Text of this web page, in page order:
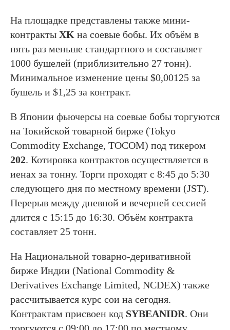
На площадке представлены также мини-
контракты XK на соевые бобы. Их объём в
пять раз меньше стандартного и составляет
1000 бушелей (приблизительно 27 тонн).
Минимальное изменение цены $0,00125 за
бушель и $1,25 за контракт.
В Японии фьючерсы на соевые бобы торгуются
на Токийской товарной бирже (Tokyo
Commodity Exchange, TOCOM) под тикером
202. Котировка контрактов осуществляется в
иенах за тонну. Торги проходят с 8:45 до 5:30
следующего дня по местному времени (JST).
Перерыв между дневной и вечерней сессией
длится с 15:15 до 16:30. Объём контракта
составляет 25 тонн.
На Национальной товарно-деривативной
бирже Индии (National Commodity &
Derivatives Exchange Limited, NCDEX) также
рассчитывается курс сои на сегодня.
Контрактам присвоен код SYBEANIDR. Они